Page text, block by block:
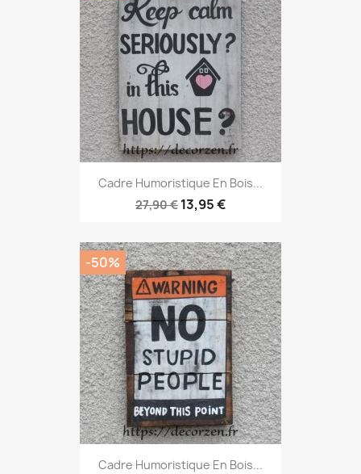
Cadre Humoristique En Bois...
27,90 € 13,95 €
Cadre Humoristique En Bois...
-50%